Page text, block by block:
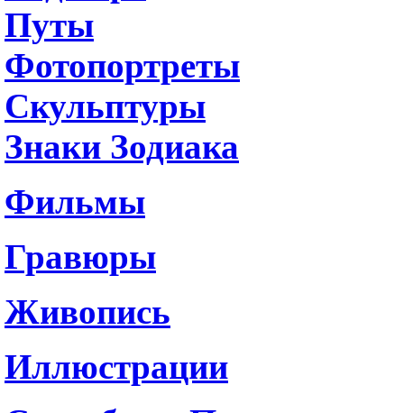
Путы
Фотопортреты
Скульптуры
Знаки Зодиака
Фильмы
Гравюры
Живопись
Иллюстрации